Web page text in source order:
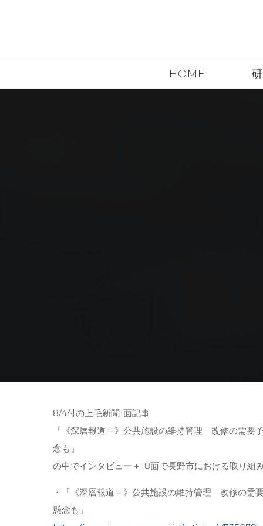
HOME
8/4付の上毛新聞1面記事
「《深層報道＋》公共施設の維持管理 改修の需
念も」
の中でインタビュー＋18面で長野市における取り組
・「《深層報道＋》公共施設の維持管理 改修の
懸念も」